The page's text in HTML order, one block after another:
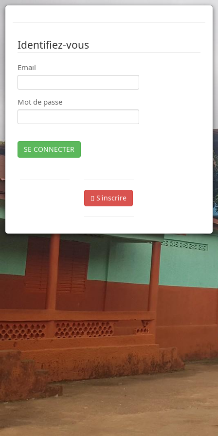
Identifiez-vous
Email
Mot de passe
SE CONNECTER
S'inscrire